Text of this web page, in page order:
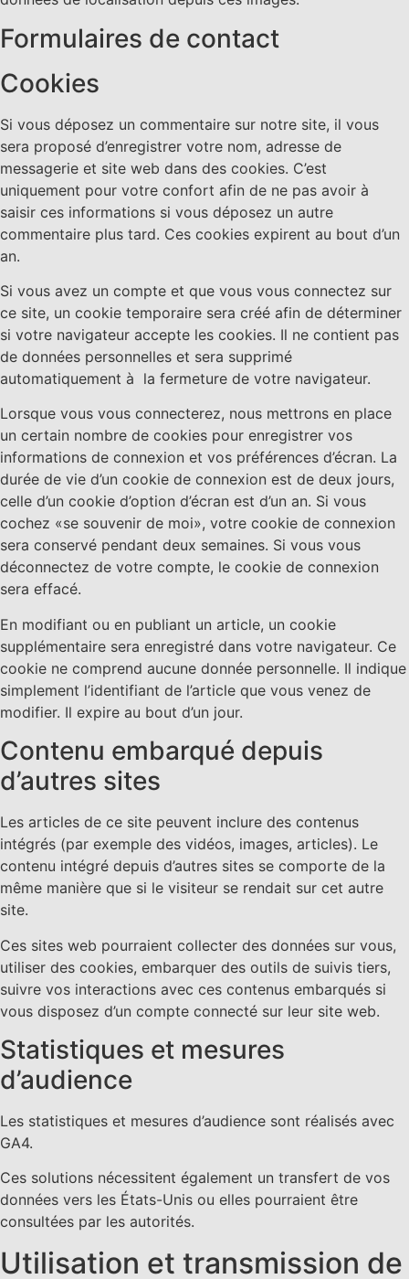
Formulaires de contact
Cookies
Si vous déposez un commentaire sur notre site, il vous
sera proposé d’enregistrer votre nom, adresse de
messagerie et site web dans des cookies. C’est
uniquement pour votre confort afin de ne pas avoir à
saisir ces informations si vous déposez un autre
commentaire plus tard. Ces cookies expirent au bout d’un
an.
Si vous avez un compte et que vous vous connectez sur
ce site, un cookie temporaire sera créé afin de déterminer
si votre navigateur accepte les cookies. Il ne contient pas
de données personnelles et sera supprimé
automatiquement à la fermeture de votre navigateur.
Lorsque vous vous connecterez, nous mettrons en place
un certain nombre de cookies pour enregistrer vos
informations de connexion et vos préférences d’écran. La
durée de vie d’un cookie de connexion est de deux jours,
celle d’un cookie d’option d’écran est d’un an. Si vous
cochez «se souvenir de moi», votre cookie de connexion
sera conservé pendant deux semaines. Si vous vous
déconnectez de votre compte, le cookie de connexion
sera effacé.
En modifiant ou en publiant un article, un cookie
supplémentaire sera enregistré dans votre navigateur. Ce
cookie ne comprend aucune donnée personnelle. Il indique
simplement l’identifiant de l’article que vous venez de
modifier. Il expire au bout d’un jour.
Contenu embarqué depuis
d’autres sites
Les articles de ce site peuvent inclure des contenus
intégrés (par exemple des vidéos, images, articles). Le
contenu intégré depuis d’autres sites se comporte de la
même manière que si le visiteur se rendait sur cet autre
site.
Ces sites web pourraient collecter des données sur vous,
utiliser des cookies, embarquer des outils de suivis tiers,
suivre vos interactions avec ces contenus embarqués si
vous disposez d’un compte connecté sur leur site web.
Statistiques et mesures
d’audience
Les statistiques et mesures d’audience sont réalisés avec
GA4.
Ces solutions nécessitent également un transfert de vos
données vers les États-Unis ou elles pourraient être
consultées par les autorités.
Utilisation et transmission de